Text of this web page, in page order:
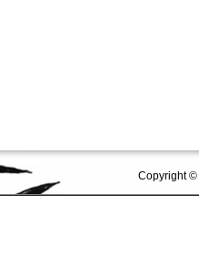
Copyright ©